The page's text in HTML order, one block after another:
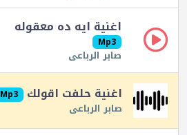
اغنية ايه ده معقوله
Mp3
صابر الرباعى
اغنية حلفت اقولك Mp3
صابر الرباعى